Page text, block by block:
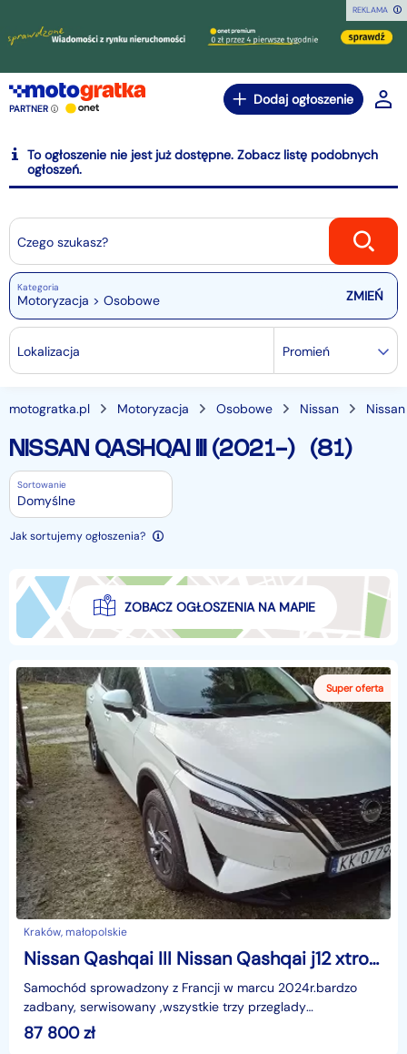
REKLAMA
PARTNER
Dodaj ogłoszenie
To ogłoszenie nie jest już dostępne. Zobacz listę podobnych
ogłoszeń.
Czego szukasz?
Kategoria
Motoryzacja > Osobowe
Lokalizacja Promień
motogratka.pl Motoryzacja Osobowe Nissan
NISSAN QASHQAI III (2021-) (81)
Sortowanie
Domyślne
Jak sortujemy ogłoszenia?
ZOBACZ OGŁOSZENIA NA MAPIE
Kraków, małopolskie
Nissan Qashqai III Nissan Qashqai j12 xtronic
Samochód sprowadzony z Francji w marcu 2024r.bardzo
zadbany, serwisowany ,wszystkie trzy przeglady
gwarancyjne wykonane w ASO Nissan Kraków. Ostatni duży
przegl
87 800zł